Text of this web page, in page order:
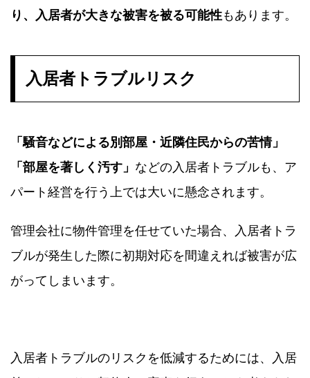
り、入居者が大きな被害を被る可能性もあります。
入居者トラブルリスク
「騒音などによる別部屋・近隣住民からの苦情」
「部屋を著しく汚す」 などの入居者トラブルも、ア
パート経営を行う上では大いに懸念されます。
管理会社に物件管理を任せていた場合、入居者トラ
ブルが発生した際に初期対応を間違えれば被害が広
がってしまいます。
入居者トラブルのリスクを低減するためには、入居